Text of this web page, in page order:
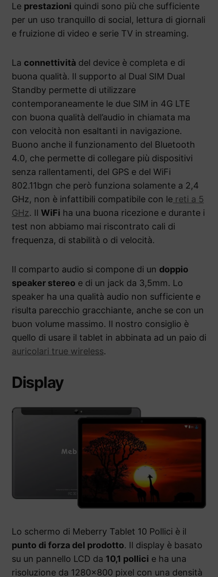
Le prestazioni quindi sono più che sufficiente
per un uso tranquillo di social, lettura di giornali
e fruizione di video e serie TV in streaming.
La connettività del device è completa e di
buona qualità. Il supporto al Dual SIM Dual
Standby permette di utilizzare
contemporaneamente le due SIM in 4G LTE
con buona qualità dell’audio in chiamata ma
con velocità non esaltanti in navigazione.
Buono anche il funzionamento del Bluetooth
4.0, che permette di collegare più dispositivi
senza rallentamenti, del GPS e del WiFi
802.11bgn che però funziona solamente a 2,4
GHz, non è infattibili compatibile con le reti a 5
GHz. Il WiFi ha una buona ricezione e durante i
test non abbiamo mai riscontrato cali di
frequenza, di stabilità o di velocità.
Il comparto audio si compone di un doppio
speaker stereo e di un jack da 3,5mm. Lo
speaker ha una qualità audio non sufficiente e
risulta parecchio gracchiante, anche se con un
buon volume massimo. Il nostro consiglio è
quello di usare il tablet in abbinata ad un paio di
auricolari true wireless.
Display
Lo schermo di Meberry Tablet 10 Pollici è il
punto di forza del prodotto. Il display è basato
su un pannello LCD da 10,1 pollici e ha una
risoluzione da 1280×800 pixel con una densità